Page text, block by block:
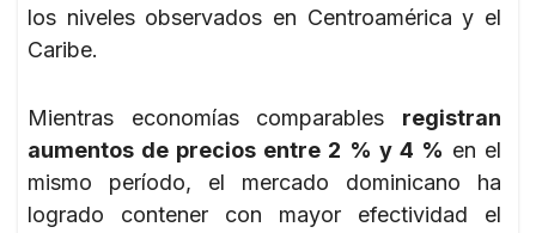
los niveles observados en Centroamérica y el
Caribe.
Mientras economías comparables registran
aumentos de precios entre 2 % y 4 % en el
mismo período, el mercado dominicano ha
logrado contener con mayor efectividad el